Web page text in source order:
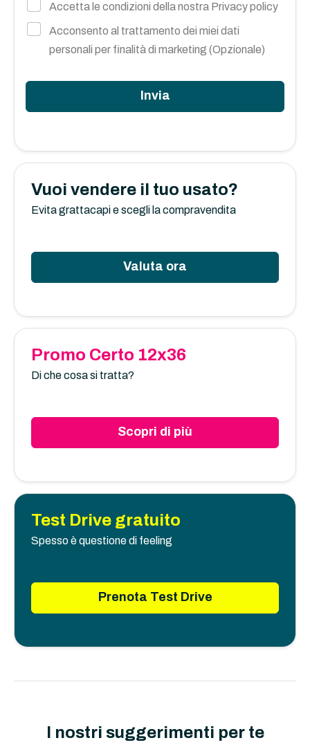
Vuoi vendere il tuo usato?
Evita grattacapi e scegli la compravendita
Valuta ora
Promo Certo 12x36
Di che cosa si tratta?
Scopri di più
Test Drive gratuito
Spesso è questione di feeling
Prenota Test Drive
Accetta le condizioni della nostra Privacy policy
Acconsento al trattamento dei miei dati
personali per finalità di marketing (Opzionale)
Invia
I nostri suggerimenti per te